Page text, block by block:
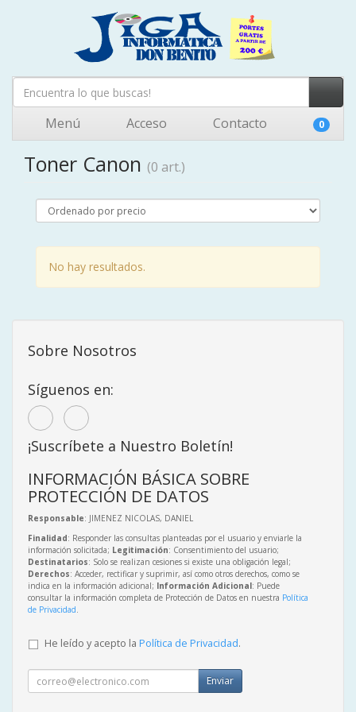
Menú Acceso Contacto 0
Toner Canon (0 art.)
No hay resultados.
Sobre Nosotros
Síguenos en:
¡Suscríbete a Nuestro Boletín!
INFORMACIÓN BÁSICA SOBRE
PROTECCIÓN DE DATOS
Responsable: JIMENEZ NICOLAS, DANIEL
Finalidad: Responder las consultas planteadas por el usuario y enviarle la
información solicitada; Legitimación: Consentimiento del usuario;
Destinatarios: Solo se realizan cesiones si existe una obligación legal;
Derechos: Acceder, rectificar y suprimir, así como otros derechos, como se
indica en la información adicional; Información Adicional: Puede
consultar la información completa de Protección de Datos en nuestra Política
de Privacidad.
He leído y acepto la Política de Privacidad.
Enviar